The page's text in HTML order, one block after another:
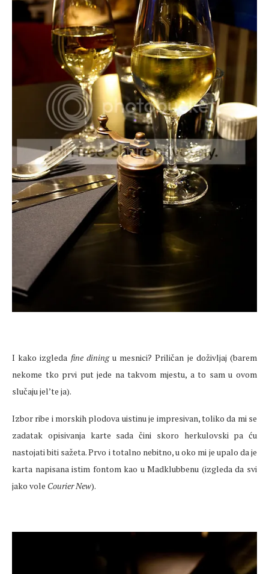
I kako izgleda fine diningu mesnici? Priličan je doživljaj (barem
nekome tko prvi put jede na takvom mjestu, a to sam u ovom
slučaju jel’te ja).
Izbor ribe i morskih plodova uistinu je impresivan, toliko da mi se
zadatak opisivanja karte sada čini skoro herkulovski pa ću
nastojati biti sažeta. Prvo i totalno nebitno, u oko mi je upalo da je
karta napisana istim fontom kao u Madklubbenu (izgleda da svi
jako vole Courier New).